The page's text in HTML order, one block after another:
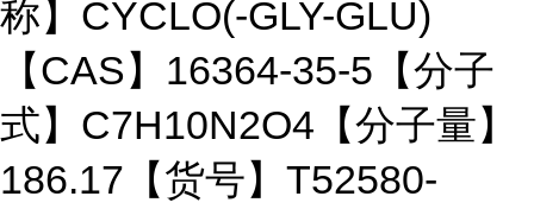
称】CYCLO(-GLY-GLU)
【CAS】16364-35-5【分子
式】C7H10N2O4【分子量】
186.17【货号】T52580-